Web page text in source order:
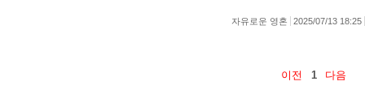
자유로운 영혼 2025/07/13 18:25
이전 1 다음